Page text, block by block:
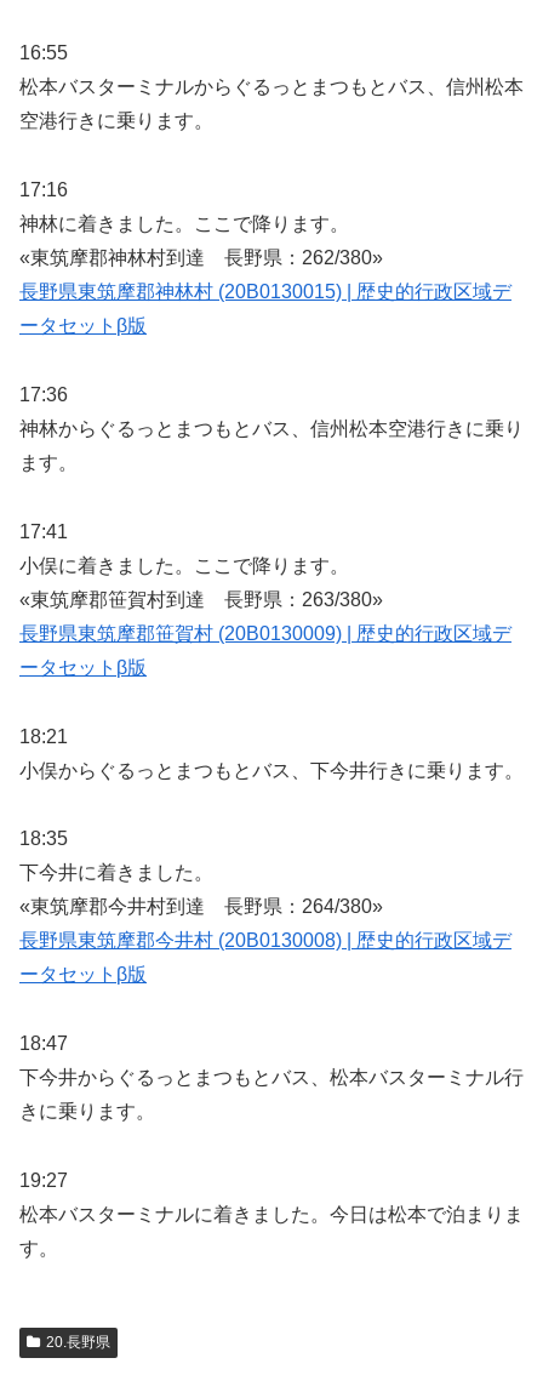
16:55
松本バスターミナルからぐるっとまつもとバス、信州松本
空港行きに乗ります。
17:16
神林に着きました。ここで降ります。
«東筑摩郡神林村到達 長野県：262/380»
長野県東筑摩郡神林村 (20B0130015) | 歴史的行政区域デ
ータセットβ版
17:36
神林からぐるっとまつもとバス、信州松本空港行きに乗り
ます。
17:41
小俣に着きました。ここで降ります。
«東筑摩郡笹賀村到達 長野県：263/380»
長野県東筑摩郡笹賀村 (20B0130009) | 歴史的行政区域デ
ータセットβ版
18:21
小俣からぐるっとまつもとバス、下今井行きに乗ります。
18:35
下今井に着きました。
«東筑摩郡今井村到達 長野県：264/380»
長野県東筑摩郡今井村 (20B0130008) | 歴史的行政区域デ
ータセットβ版
18:47
下今井からぐるっとまつもとバス、松本バスターミナル行
きに乗ります。
19:27
松本バスターミナルに着きました。今日は松本で泊まりま
す。
20.長野県